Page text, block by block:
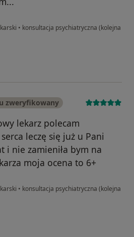
• konsultacja psychiatryczna (kolejna
zweryfikowany
lekarz polecam
leczę się już u Pani
i nie zamieniła bym na
moja ocena to 6+
• konsultacja psychiatryczna (kolejna